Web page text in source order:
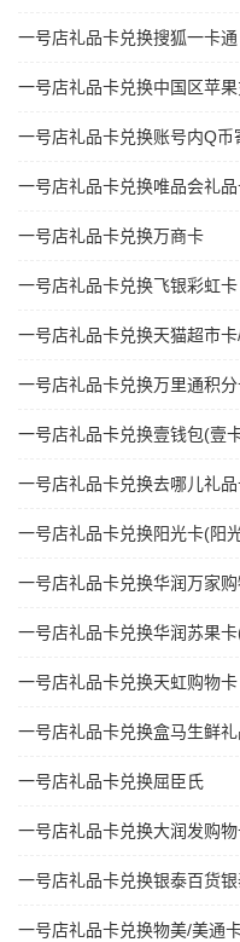
一号店礼品卡兑换搜狐一卡通
一号店礼品卡兑换中国区苹
一号店礼品卡兑换账号内Q币
一号店礼品卡兑换唯品会礼
一号店礼品卡兑换万商卡
一号店礼品卡兑换飞银彩虹卡
一号店礼品卡兑换天猫超市
一号店礼品卡兑换万里通积
一号店礼品卡兑换壹钱包(壹
一号店礼品卡兑换去哪儿礼
一号店礼品卡兑换阳光卡(阳
一号店礼品卡兑换华润万家
一号店礼品卡兑换华润苏果
一号店礼品卡兑换天虹购物卡
一号店礼品卡兑换盒马生鲜
一号店礼品卡兑换屈臣氏
一号店礼品卡兑换大润发购
一号店礼品卡兑换银泰百货
一号店礼品卡兑换物美/美通